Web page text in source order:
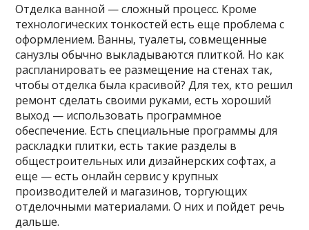
Отделка ванной — сложный процесс. Кроме
технологических тонкостей есть еще проблема с
оформлением. Ванны, туалеты, совмещенные
санузлы обычно выкладываются плиткой. Но как
распланировать ее размещение на стенах так,
чтобы отделка была красивой? Для тех, кто решил
ремонт сделать своими руками, есть хороший
выход — использовать программное
обеспечение. Есть специальные программы для
раскладки плитки, есть такие разделы в
общестроительных или дизайнерских софтах, а
еще — есть онлайн сервис у крупных
производителей и магазинов, торгующих
отделочными материалами. О них и пойдет речь
дальше.